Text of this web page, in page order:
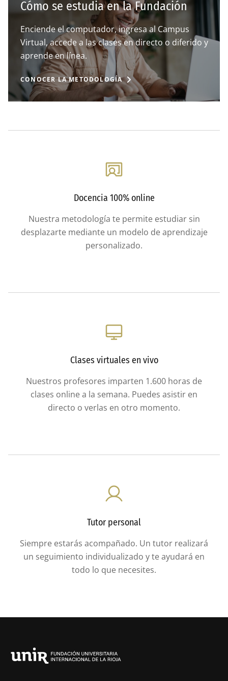
Cómo se estudia en la Fundación
Enciende el computador, ingresa al Campus
Virtual, accede a las clases en directo o diferido y
aprende en línea.
CONOCER LA METODOLOGÍA
Docencia 100% online
Nuestra metodología te permite estudiar sin
desplazarte mediante un modelo de aprendizaje
personalizado.
Clases virtuales en vivo
Nuestros profesores imparten 1.600 horas de
clases online a la semana. Puedes asistir en
directo o verlas en otro momento.
Tutor personal
Siempre estarás acompañado. Un tutor realizará
un seguimiento individualizado y te ayudará en
todo lo que necesites.